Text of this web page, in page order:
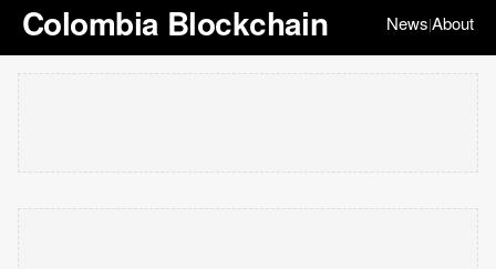
Colombia Blockchain News|About